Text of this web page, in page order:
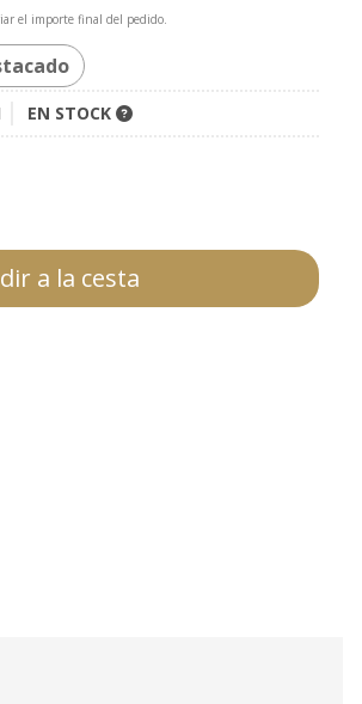
el importe final del pedido.
EN STOCK
a la cesta